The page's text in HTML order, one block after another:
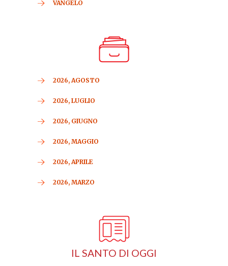
VANGELO
2026, AGOSTO
2026, LUGLIO
2026, GIUGNO
2026, MAGGIO
2026, APRILE
2026, MARZO
IL SANTO DI OGGI